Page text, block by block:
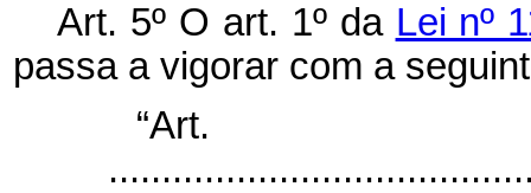
Art. 5º O art. 1º da Lei nº
passa a vigorar com a